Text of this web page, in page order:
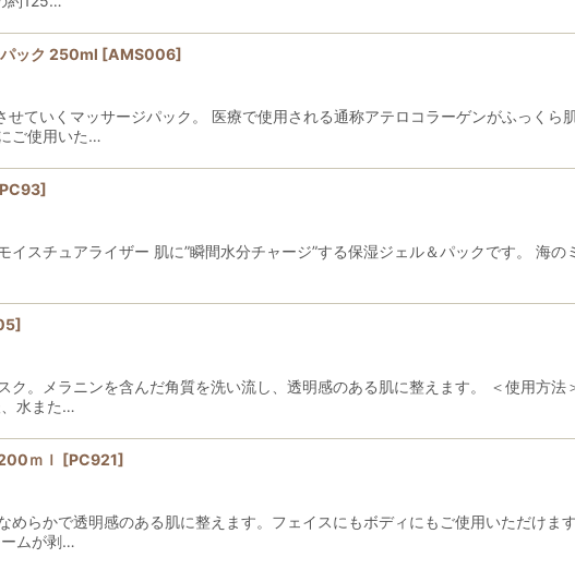
ック 250ml [AMS006]
せていくマッサージパック。 医療で使用される通称アテロコラーゲンがふっくら
ご使用いた…
PC93]
イスチュアライザー 肌に”瞬間水分チャージ”する保湿ジェル＆パックです。 海
]
ク。メラニンを含んだ角質を洗い流し、透明感のある肌に整えます。 ＜使用方
水また…
ｍｌ [PC921]
めらかで透明感のある肌に整えます。フェイスにもボディにもご使用いただけま
ムが剥…